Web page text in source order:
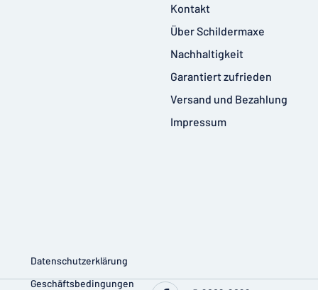
Kontakt
Über Schildermaxe
Nachhaltigkeit
Garantiert zufrieden
Versand und Bezahlung
Impressum
Datenschutzerklärung
Geschäftsbedingungen